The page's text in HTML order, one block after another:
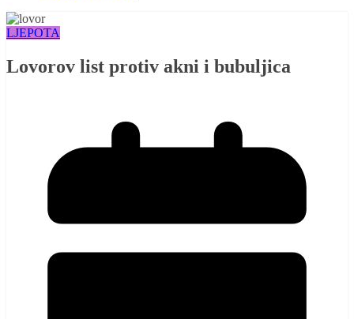
LJEPOTA
Lovorov list protiv akni i bubuljica